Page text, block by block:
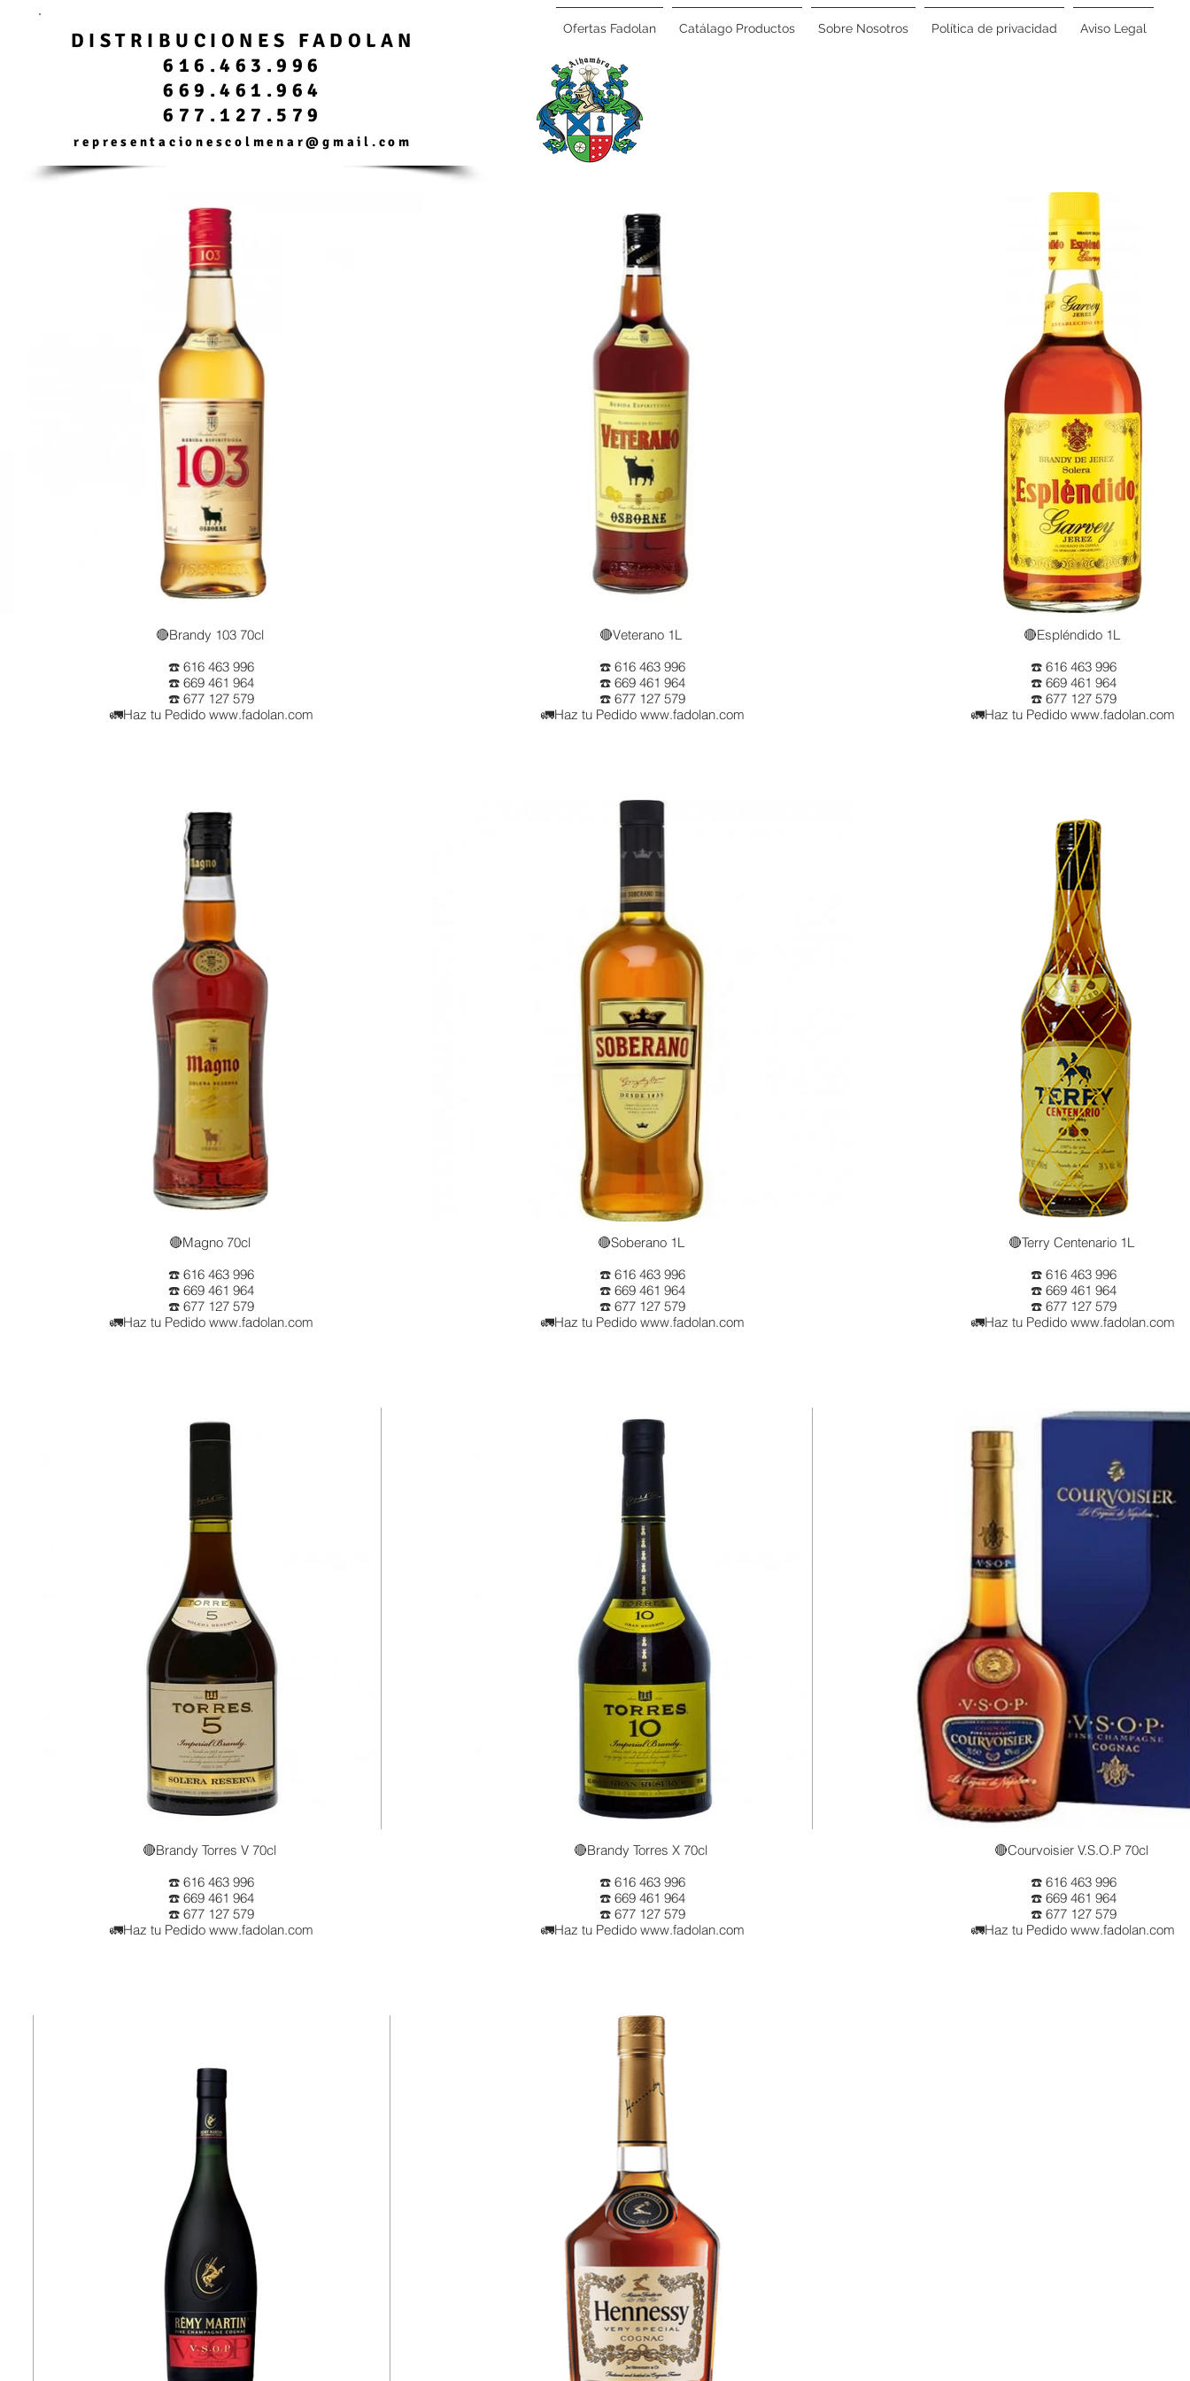
DISTRIBUCIONES FADOLAN
616.463.996
669.461.964
677.127.579
representacionescolmenar@gmail.com
Ofertas Fadolan Catálago Productos Sobre Nosotros Política de privacidad Aviso Legal
🔴Brandy 103 70cl
☎️ 616 463 996
☎️ 669 461 964
☎️ 677 127 579
🚛Haz tu Pedido www.fadolan.com
🔴Veterano 1L
☎️ 616 463 996
☎️ 669 461 964
☎️ 677 127 579
🚛Haz tu Pedido www.fadolan.com
🔴Espléndido 1L
☎️ 616 463 996
☎️ 669 461 964
☎️ 677 127 579
🚛Haz tu Pedido www.fadolan.com
🔴Magno 70cl
☎️ 616 463 996
☎️ 669 461 964
☎️ 677 127 579
🚛Haz tu Pedido www.fadolan.com
🔴Soberano 1L
☎️ 616 463 996
☎️ 669 461 964
☎️ 677 127 579
🚛Haz tu Pedido www.fadolan.com
🔴Terry Centenario 1L
☎️ 616 463 996
☎️ 669 461 964
☎️ 677 127 579
🚛Haz tu Pedido www.fadolan.com
🔴Brandy Torres V 70cl
☎️ 616 463 996
☎️ 669 461 964
☎️ 677 127 579
🚛Haz tu Pedido www.fadolan.com
🔴Brandy Torres X 70cl
☎️ 616 463 996
☎️ 669 461 964
☎️ 677 127 579
🚛Haz tu Pedido www.fadolan.com
🔴Courvoisier V.S.O.P 70cl
☎️ 616 463 996
☎️ 669 461 964
☎️ 677 127 579
🚛Haz tu Pedido www.fadolan.com